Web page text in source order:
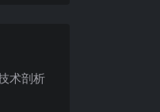
术剖析